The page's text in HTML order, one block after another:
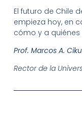
El futuro de Chile
empieza hoy, en
cómo y a
Prof. Marcos A.
Rector de la